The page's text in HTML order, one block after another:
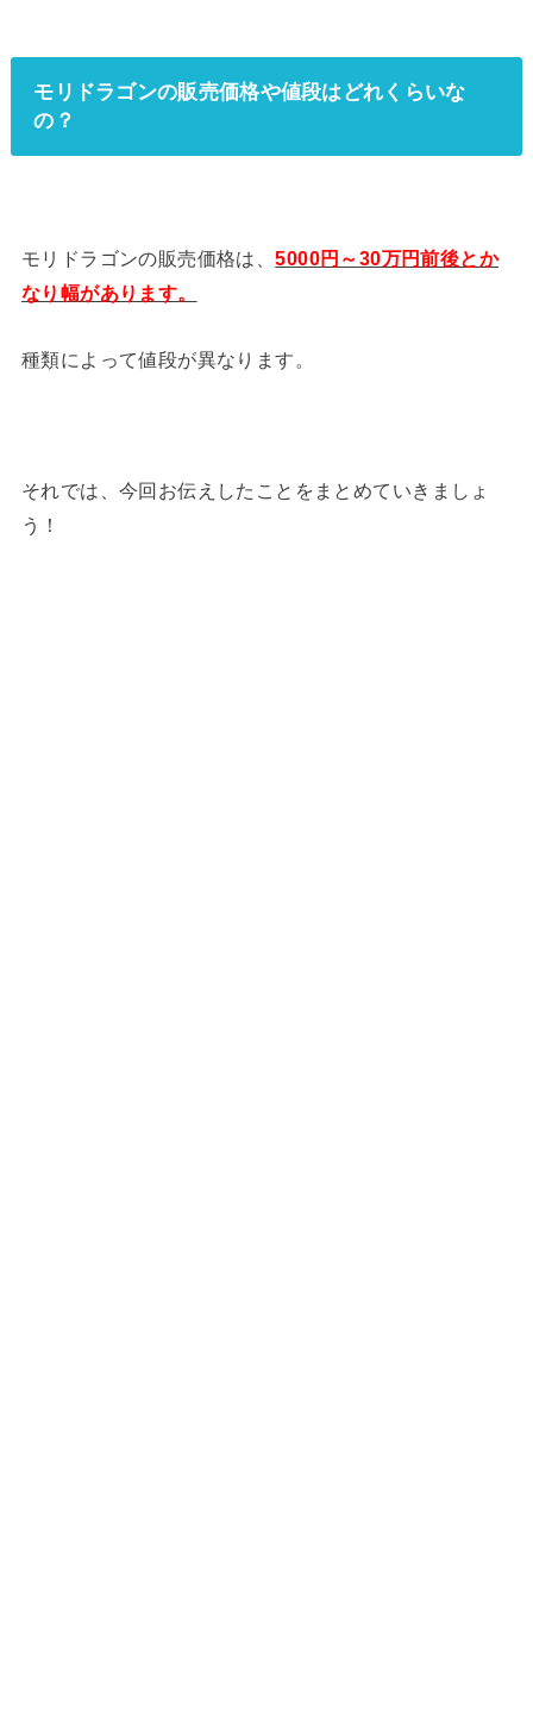
モリドラゴンの販売価格や値段はどれくらいな
の？
モリドラゴンの販売価格は、5000円～30万円前後とか
なり幅があります。
種類によって値段が異なります。
それでは、今回お伝えしたことをまとめていきましょ
う！